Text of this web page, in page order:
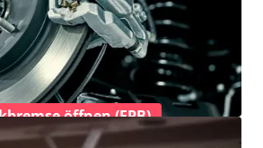
öffnen (EPB)